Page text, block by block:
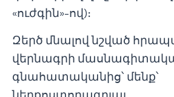
«ուժգին»-ով)։
Զերծ մնալով նշված
վերնագրի
գնահատականից՝ մենք՝